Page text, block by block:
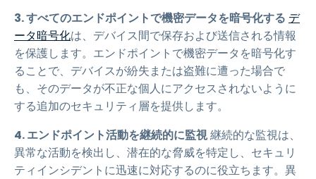
3. すべてのエンドポイントで機密データを暗号化する デ
ータ暗号化は、デバイス間で保存および送信される情報
を保護します。エンドポイントで機密データを暗号化す
ることで、デバイスが紛失または盗難に遭った場合で
も、そのデータが不正な個人にアクセスされないように
する追加のセキュリティ層を提供します。
4. エンドポイント活動を継続的に監視継続的な監視は、
異常な活動を検出し、潜在的な脅威を特定し、セキュリ
ティインシデントに迅速に対応するのに役立ちます。異